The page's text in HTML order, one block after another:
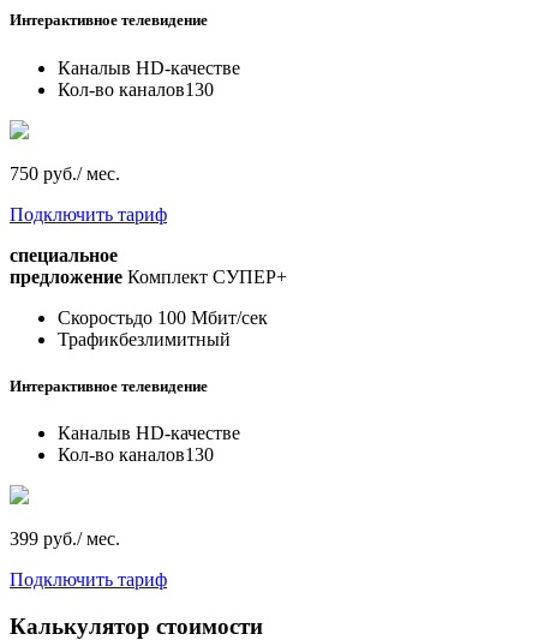
Интерактивное телевидение
Каналыв HD-качестве
Кол-во каналов130
750 руб./ мес.
Подключить тариф
специальное
предложение Комплект СУПЕР+
Скоростьдо 100 Мбит/сек
Трафикбезлимитный
Интерактивное телевидение
Каналыв HD-качестве
Кол-во каналов130
399 руб./ мес.
Подключить тариф
Калькулятор стоимости